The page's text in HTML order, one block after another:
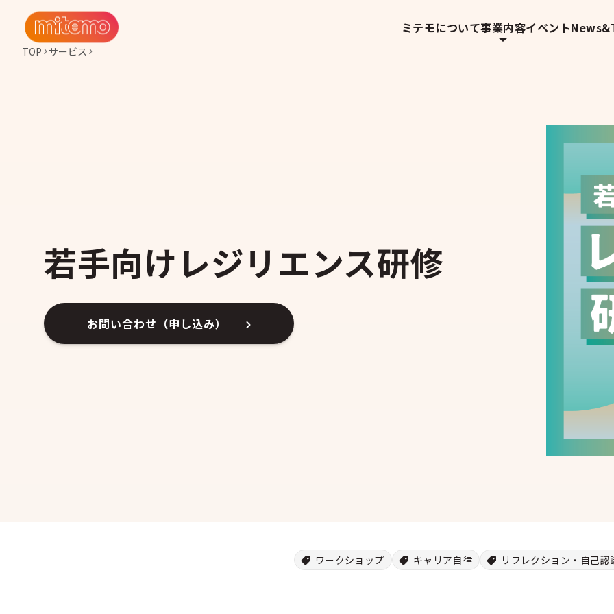
ミテモについて事業内容イベント
TOP サービス
若手向けレジリエンス研修
お問い合わせ（申し込み）
ワークショップ キャリア自律 リフレクション・自己認